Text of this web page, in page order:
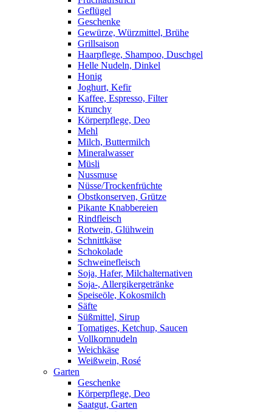
Geflügel
Geschenke
Gewürze, Würzmittel, Brühe
Grillsaison
Haarpflege, Shampoo, Duschgel
Helle Nudeln, Dinkel
Honig
Joghurt, Kefir
Kaffee, Espresso, Filter
Krunchy
Körperpflege, Deo
Mehl
Milch, Buttermilch
Mineralwasser
Müsli
Nussmuse
Nüsse/Trockenfrüchte
Obstkonserven, Grütze
Pikante Knabbereien
Rindfleisch
Rotwein, Glühwein
Schnittkäse
Schokolade
Schweinefleisch
Soja, Hafer, Milchalternativen
Soja-, Allergikergetränke
Speiseöle, Kokosmilch
Säfte
Süßmittel, Sirup
Tomatiges, Ketchup, Saucen
Vollkornnudeln
Weichkäse
Weißwein, Rosé
Garten
Geschenke
Körperpflege, Deo
Saatgut, Garten